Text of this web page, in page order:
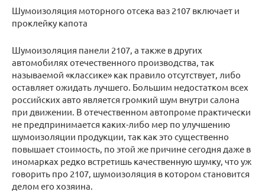
Шумоизоляция моторного отсека ваз 2107 включает и
проклейку капота
Шумоизоляция панели 2107, а также в других
автомобилях отечественного производства, так
называемой «классике» как правило отсутствует, либо
оставляет ожидать лучшего. Большим недостатком всех
российских авто является громкий шум внутри салона
при движении. В отечественном автопроме практически
не предпринимается каких-либо мер по улучшению
шумоизоляции продукции, так как это существенно
повышает стоимость, по этой же причине сегодня даже в
иномарках редко встретишь качественную шумку, что уж
говорить про 2107, шумоизоляция в котором становится
делом его хозяина.